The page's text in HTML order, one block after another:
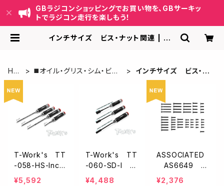
GBラジコンショッピングでお買い物を、GBサーキッ
トでラジコン走行を楽しもう！
インチサイズ ビス・ナット関連 | GB
HO
ME
◼️オイル・グリス・シム・ビス・
インチサイズ ビス・ナ
ット関連
T-Work's TT
-058-HS-Inch
T-Work's六
¥5,592
T-Work's TT
-060-SD-I イ
ンチサイズソケッ
¥4,488
ASSOCIATED
AS6649 ス
クリューセット
¥2,376